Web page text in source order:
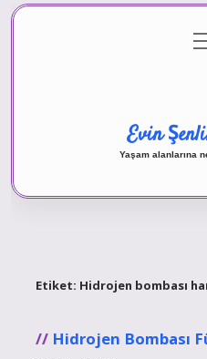
Gizlilik
aç
Evin
Yaşam alanlarına
Etiket: Hidrojen bombası
Hidrojen Bombası